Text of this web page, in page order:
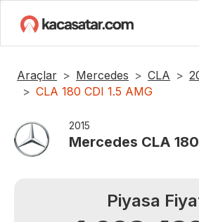
Araçlar Mercedes CLA
CLA 180 CDI 1.5 AMG
2015
Mercedes CLA
Piyasa